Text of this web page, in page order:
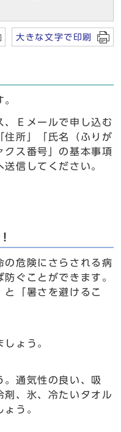
大きな文字で印刷
、Ｅメールで申し込む
住所」「氏名（ふりが
クス番号」の基本事項
信してください。
の危険にさらされる病
ぐことができます。
「暑さを避けるこ
ょう。
。通気性の良い、吸
剤、氷、冷たいタオル
う。